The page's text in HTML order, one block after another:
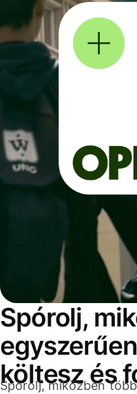
Spórolj,
költesz és
Spórolj, miközben